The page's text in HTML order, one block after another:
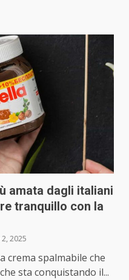
amata dagli italiani
tranquillo con la
2025
crema spalmabile che
sta conquistando il...